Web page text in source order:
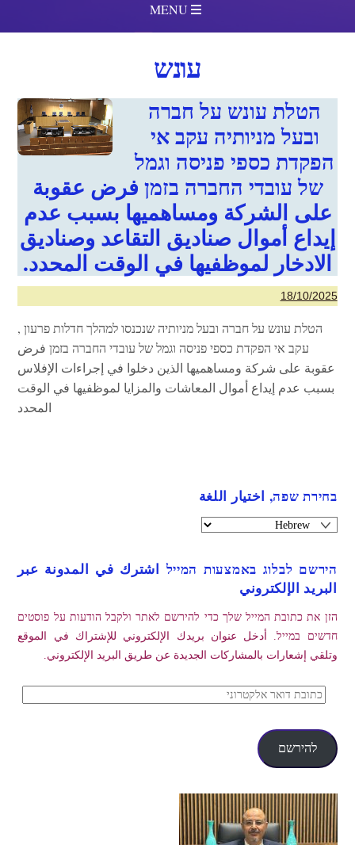
MENU
עונש
הטלת עונש על חברה
ובעל מניותיה עקב אי
הפקדת כספי פניסה וגמל
של עובדי החברה בזמן فرض عقوبة
على الشركة ومساهميها بسبب عدم
إيداع أموال صناديق التقاعد وصناديق
الادخار لموظفيها في الوقت المحدد.
18/10/2025
הטלת עונש על חברה ובעל מניותיה שנכנסו למהלך חדלות פרעון ,
עקב אי הפקדת כספי פניסה וגמל של עובדי החברה בזמן فرض
عقوبة على شركة ومساهميها الذين دخلوا في إجراءات الإفلاس
بسبب عدم إيداع أموال المعاشات والمزايا لموظفيها في الوقت
المحدد
בחירת שפה, اختيار اللغة
הירשם לבלוג באמצעות המייל اشترك في المدونة عبر
البريد الإلكتروني
הזן את כתובת המייל שלך כדי להירשם לאתר ולקבל הודעות על פוסטים
חדשים במייל. أدخل عنوان بريدك الإلكتروني للإشتراك في الموقع
وتلقي إشعارات بالمشاركات الجديدة عن طريق البريد الإلكتروني.
כתובת
אלקטרוני
להירשם